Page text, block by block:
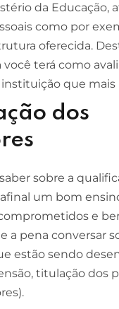
da Educação,
como por
oferecida.
você terá como
que mais
dos
sobre a
um bom
e
a pena conversar
estão sendo
titulação dos